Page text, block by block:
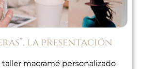
la presentación
macramé personalizado